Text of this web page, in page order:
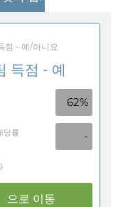
점 - 예/아니요
득점 - 예
62%
당률 -
으로 이동